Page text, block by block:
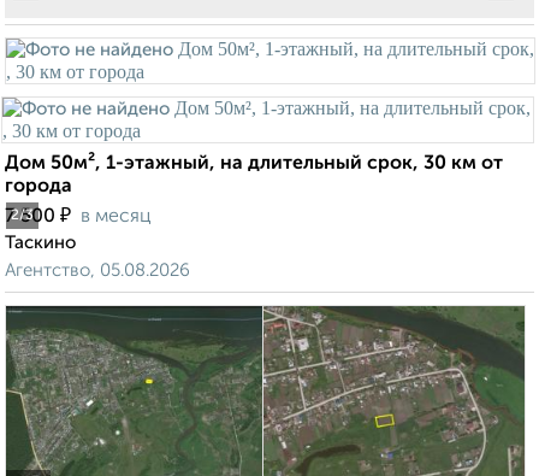
2/3
Дом 50м², 1-этажный, на длительный срок, 30 км от
города
7 500 ₽ в месяц
Таскино
Агентство, 05.08.2026